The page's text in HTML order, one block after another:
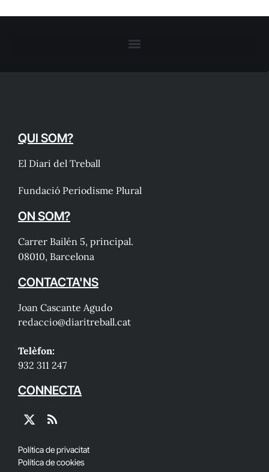
QUI SOM?
El Diari del Treball
Fundació Periodisme Plural
ON SOM?
Carrer Bailén 5, principal.
08010, Barcelona
CONTACTA'NS
Joan Cascante Agudo
redaccio@diaritreball.cat
Telèfon:
932 311 247
CONNECTA
X
RSS
Política de privacitat
Política de cookies